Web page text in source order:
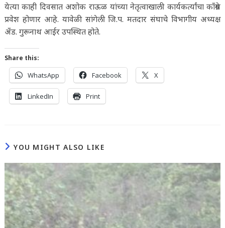
येत्या काही दिवसात अशोक राऊळ यांच्या नेतृत्वाखाली कार्यकर्त्यांचा काँग्रेस
प्रवेश होणार आहे. यावेळी सांगेली जि.प. मतदार संघाचे विभागीय अध्यक्ष
अँड. गुरूनाथ आईर उपस्थित होते.
Share this:
WhatsApp Facebook X
LinkedIn Print
YOU MIGHT ALSO LIKE